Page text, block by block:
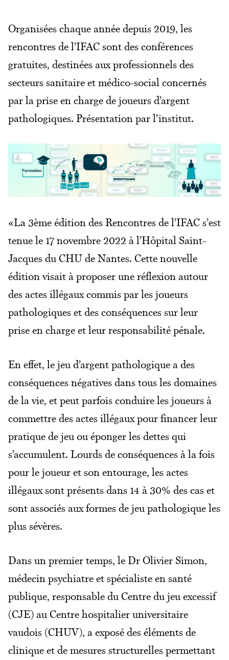
Organisées chaque année depuis 2019, les
rencontres de l’IFAC sont des conférences
gratuites, destinées aux professionnels des
secteurs sanitaire et médico-social concernés
par la prise en charge de joueurs d’argent
pathologiques. Présentation par l’institut.
«La 3ème édition des Rencontres de l’IFAC s’est
tenue le 17 novembre 2022 à l’Hôpital Saint-
Jacques du CHU de Nantes. Cette nouvelle
édition visait à proposer une réflexion autour
des actes illégaux commis par les joueurs
pathologiques et des conséquences sur leur
prise en charge et leur responsabilité pénale.
En effet, le jeu d’argent pathologique a des
conséquences négatives dans tous les domaines
de la vie, et peut parfois conduire les joueurs à
commettre des actes illégaux pour financer leur
pratique de jeu ou éponger les dettes qui
s’accumulent. Lourds de conséquences à la fois
pour le joueur et son entourage, les actes
illégaux sont présents dans 14 à 30% des cas et
sont associés aux formes de jeu pathologique les
plus sévères.
Dans un premier temps, le Dr Olivier Simon,
médecin psychiatre et spécialiste en santé
publique, responsable du Centre du jeu excessif
(CJE) au Centre hospitalier universitaire
vaudois (CHUV), a exposé des éléments de
clinique et de mesures structurelles permettant